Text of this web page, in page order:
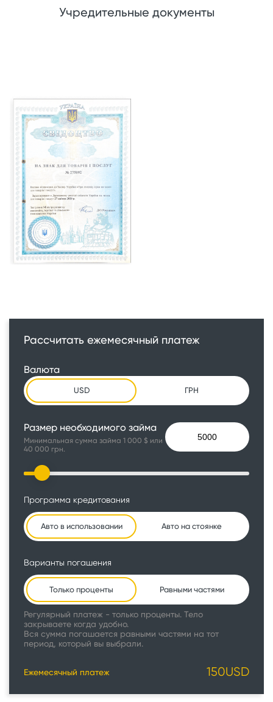
Учредительные документы
Рассчитать ежемесячный платеж
Валюта
USD ГРН
Размер необходимого займа
Минимальная сумма займа 1 000 $ или
40 000 грн.
Программа кредитования
Авто в использовании Авто на стоянке
Варианты погашения
Только проценты Равными частями
Регулярный платеж - только проценты. Тело
закрываете когда удобно.
Вся сумма погашается равными частями на тот
период, который вы выбрали.
Ежемесячный платеж 150USD